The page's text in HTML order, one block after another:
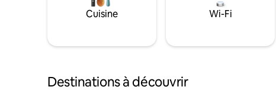
Cuisine Wi-Fi
Destinations à découvrir